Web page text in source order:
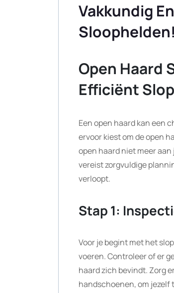
Vakkundig
Sloophelden!
Open Haard
Efficiënt
Een open haard kan een
ervoor kiest om de open
open haard niet meer
vereist zorgvuldige
verloopt.
Stap 1:
Voor je begint met het
voeren. Controleer of er
haard zich bevindt. Zorg
handschoenen, om jezelf